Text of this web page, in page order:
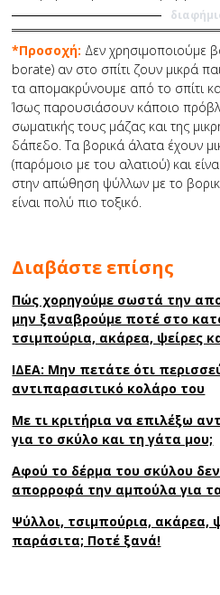
*Προσοχή: Δεν χρησιμοποιούμε
borate) αν στο σπίτι ζουν μικρά
τα απομακρύνουμε από το σπίτι
Ίσως παρουσιάσουν κάποιο
σωματικής τους μάζας και της
δάπεδο. Τα βορικά άλατα έχουν
(παρόμοιο με του αλατιού) και
στην απώθηση ψύλλων με το
είναι πολύ πιο τοξικό.
Διαβάστε επίσης
Πώς χορηγούμε σωστά την
μην ξαναβρούμε ποτέ στο
τσιμπούρια, ακάρεα, ψείρες
ΙΔΕΑ: Μην πετάτε ότι
αντιπαρασιτικό κολάρο του
Με τι κριτήρια να επιλέξω
για το σκύλο και τη γάτα μου;
Αφού το δέρμα του σκύλου
απορροφά την αμπούλα για
Ψύλλοι, τσιμπούρια, ακάρεα,
παράσιτα; Ποτέ ξανά!